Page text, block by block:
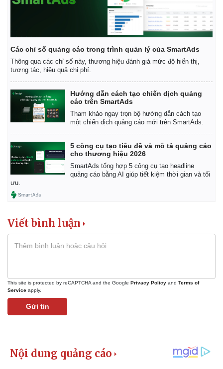
Kinh tế
Các chỉ số quảng cáo trong trình quản lý của SmartAds
Thông qua các chỉ số này, thương hiệu đánh giá mức độ hiển thị,
tương tác, hiệu quả chi phí.
Hướng dẫn cách tạo chiến dịch quảng
cáo trên SmartAds
Tham khảo ngay trọn bộ hướng dẫn cách tạo
một chiến dịch quảng cáo mới trên SmartAds.
5 công cụ tạo tiêu đề và mô tả quảng cáo
cho thương hiệu 2026
SmartAds tổng hợp 5 công cụ tạo headline
quảng cáo bằng AI giúp tiết kiệm thời gian và tối
ưu.
Viết bình luận
This site is protected by reCAPTCHA and the Google Privacy Policy and Terms of
Service apply.
Gửi tin